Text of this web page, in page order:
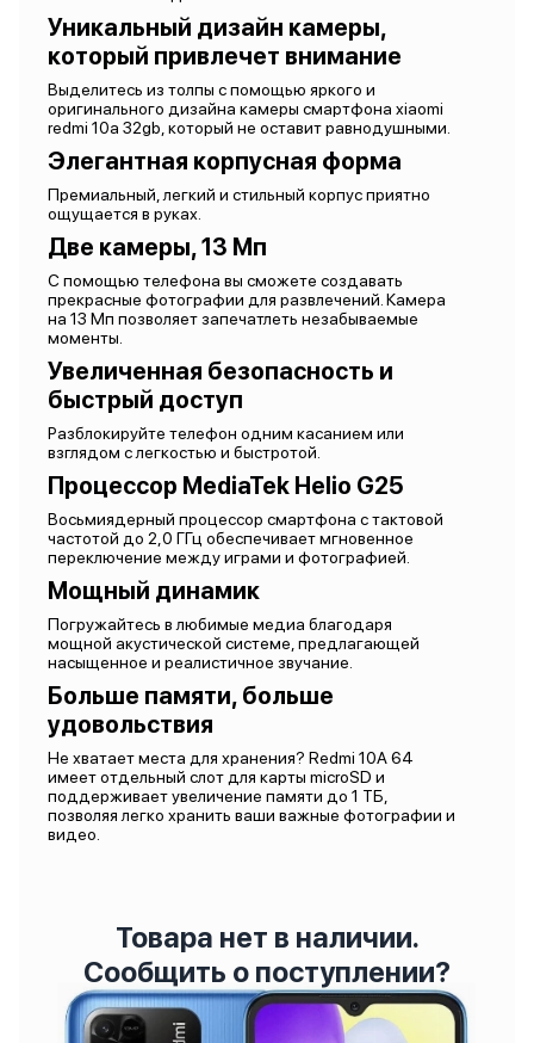
Уникальный дизайн камеры,
который привлечет внимание
Выделитесь из толпы с помощью яркого и
оригинального дизайна камеры смартфона xiaomi
redmi 10a 32gb, который не оставит равнодушными.
Элегантная корпусная форма
Премиальный, легкий и стильный корпус приятно
ощущается в руках.
Две камеры, 13 Мп
С помощью телефона вы сможете создавать
прекрасные фотографии для развлечений. Камера
на 13 Мп позволяет запечатлеть незабываемые
моменты.
Увеличенная безопасность и
быстрый доступ
Разблокируйте телефон одним касанием или
взглядом с легкостью и быстротой.
Процессор MediaTek Helio G25
Восьмиядерный процессор смартфона с тактовой
частотой до 2,0 ГГц обеспечивает мгновенное
переключение между играми и фотографией.
Мощный динамик
Погружайтесь в любимые медиа благодаря
мощной акустической системе, предлагающей
насыщенное и реалистичное звучание.
Больше памяти, больше
удовольствия
Не хватает места для хранения? Redmi 10A 64
имеет отдельный слот для карты microSD и
поддерживает увеличение памяти до 1 ТБ,
позволяя легко хранить ваши важные фотографии и
видео.
Товара нет в наличии.
Сообщить о поступлении?